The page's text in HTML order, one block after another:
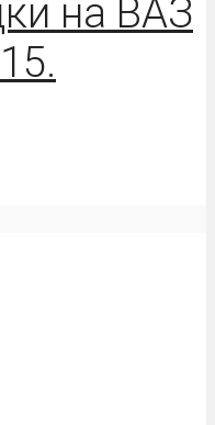
на ВАЗ